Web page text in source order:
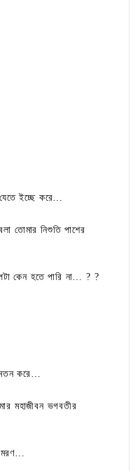
ইচ্ছে করে…
তোমার নিশুতি পাশের
কেন হতে পারি না… ? ?
মতন করে…
মহাজীবন ভগবতীর